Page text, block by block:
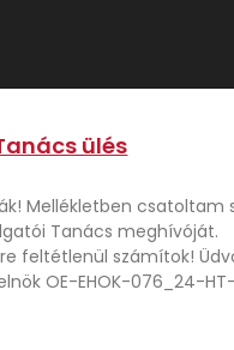
ülés
Mellékletben csatoltam
Tanács meghívóját.
feltétlenül számítok!
OE-EHOK-076_24-HT-